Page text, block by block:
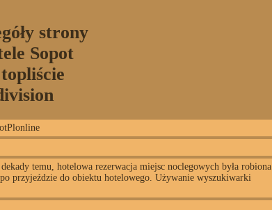
strony
Sopot
temu, hotelowa rezerwacja miejsc noclegowych była robiona
przyjeździe do obiektu hotelowego. Używanie wyszukiwarki